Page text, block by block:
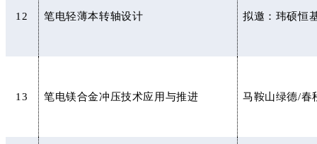
12 笔电轻薄本转轴设计 拟邀：玮硕恒
13 笔电镁合金冲压技术应用与推进 马鞍山绿德/春